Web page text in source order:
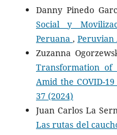
Danny Pinedo
Social y
Peruana , Peruvian
Zuzanna
Transformation of
Amid the COVID-
37 (2024)
Juan Carlos La
Las rutas del